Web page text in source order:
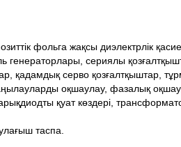
фольга жақсы диэлектрлік
генераторлары, сериялы
қадамдық серво қозғалтқыштар,
оқшаулау, фазалық
қуат көздері,
таспа.